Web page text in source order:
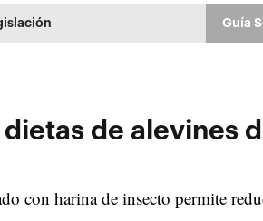
Guía
de alevines
con harina de insecto permite